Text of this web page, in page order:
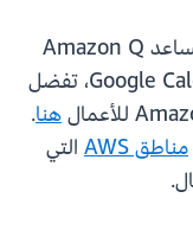
لمعرفة المزيد من المعلومات عن مساعد Amazon Q
للأعمال وتكامله مع Asana وGoogle Calendar، تفضل
هنا.
مناطق AWS
التي